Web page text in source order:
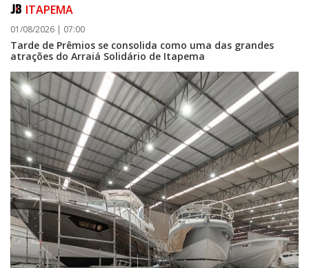
06/08/2026 | 07:00
Campanha de vacinação gratuita vai imunizar cães e gatos em
Navegantes
ITAPEMA
01/08/2026 | 07:00
Tarde de Prêmios se consolida como uma das grandes
atrações do Arraiá Solidário de Itapema